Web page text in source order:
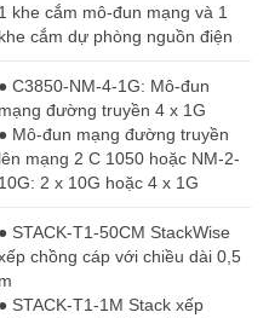
1 khe cắm mô-đun mạng và 1
khe cắm dự phòng nguồn điện
● C3850-NM-4-1G: Mô-đun
mạng đường truyền 4 x 1G
● Mô-đun mạng đường truyền
lên mạng 2 C 1050 hoặc NM-2-
10G: 2 x 10G hoặc 4 x 1G
● STACK-T1-50CM StackWise
chồng cáp với chiều dài 0,5
m
● STACK-T1-1M Stack xếp